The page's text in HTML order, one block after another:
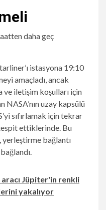
daha geç
istasyona 19:10
amaçladı, ancak
ve iletişim koşulları için
NASA’nın uzay kapsülü
sıfırlamak için tekrar
ettiklerinde. Bu
yerleştirme bağlantı
aracı Jüpiter'in renkli
yakalıyor